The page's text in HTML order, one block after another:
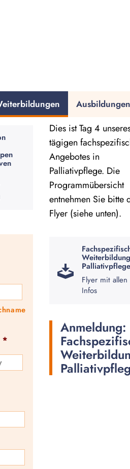
Ausbildungen
*
Dies ist Tag 4
tägigen
Angebotes in
Palliativpflege. Die
Programmübersicht
entnehmen Sie bitte
Flyer (siehe unten).
Weiterbildung
Palliativpflege
Flyer mit allen
Infos
Anmeldung: